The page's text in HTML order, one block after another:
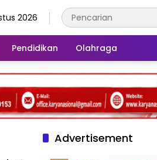
2026
Pendidikan Olahraga
Advertisement